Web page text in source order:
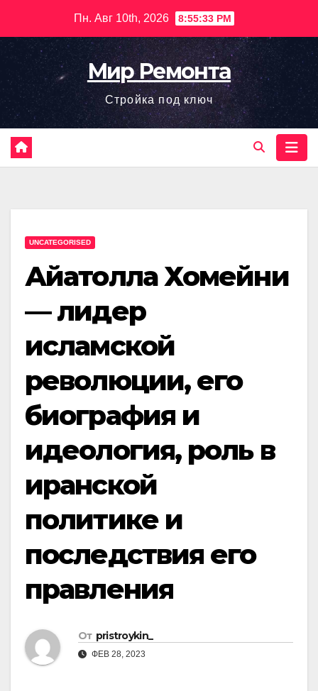
содержимому
Пн. Авг 10th, 2026 8:55:34 PM
Мир Ремонта
Стройка под ключ
UNCATEGORISED
Айатолла Хомейни
— лидер
исламской
революции, его
биография и
идеология, роль в
иранской
политике и
последствия его
правления
От pristroykin_
ФЕВ 28, 2023